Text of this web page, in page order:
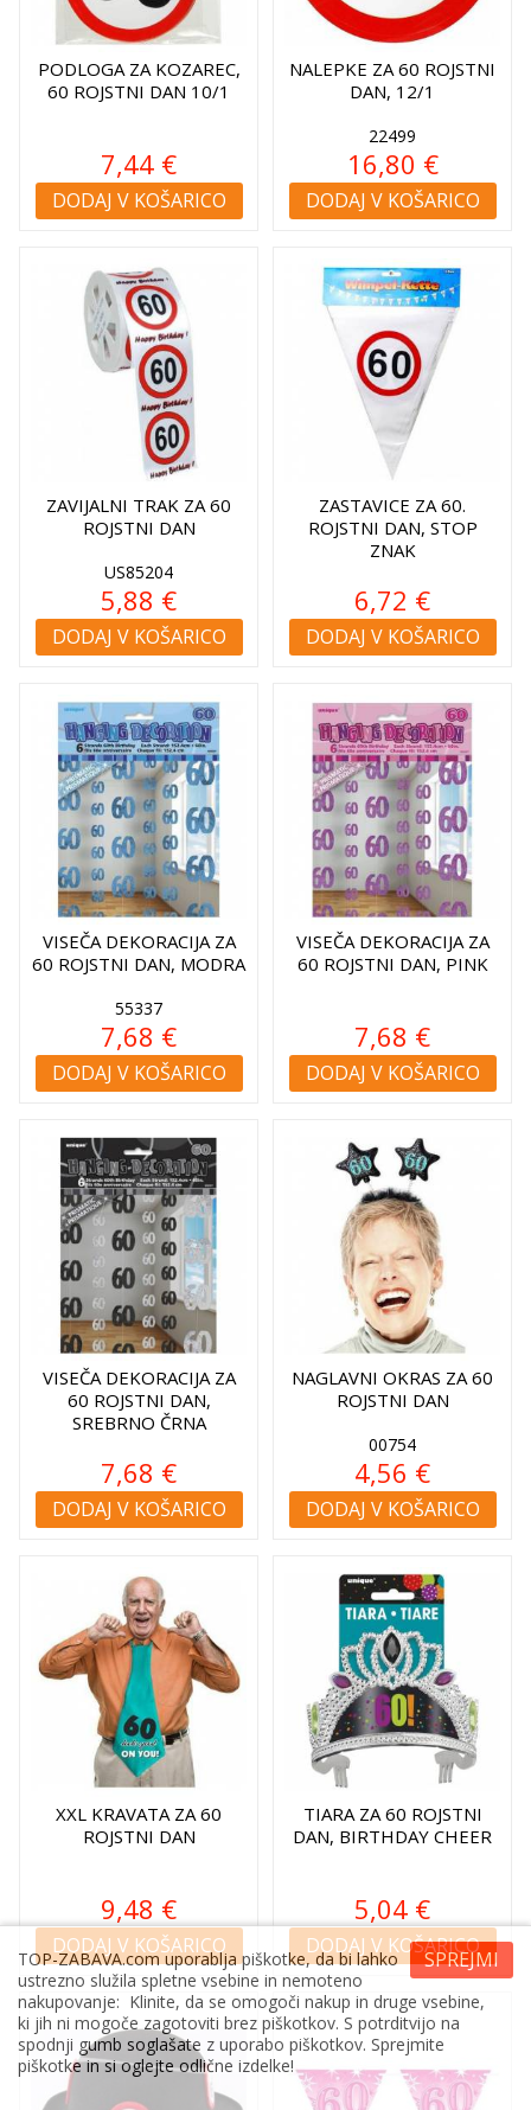
PODLOGA ZA KOZAREC,
60 ROJSTNI DAN 10/1
7,44 €
DODAJ V KOŠARICO
NALEPKE ZA 60 ROJSTNI
DAN, 12/1
22499
16,80 €
DODAJ V KOŠARICO
ZAVIJALNI TRAK ZA 60
ROJSTNI DAN
US85204
5,88 €
DODAJ V KOŠARICO
ZASTAVICE ZA 60.
ROJSTNI DAN, STOP
ZNAK
6,72 €
DODAJ V KOŠARICO
VISEČA DEKORACIJA ZA
60 ROJSTNI DAN, MODRA
55337
7,68 €
DODAJ V KOŠARICO
VISEČA DEKORACIJA ZA
60 ROJSTNI DAN, PINK
7,68 €
DODAJ V KOŠARICO
VISEČA DEKORACIJA ZA
60 ROJSTNI DAN,
SREBRNO ČRNA
7,68 €
DODAJ V KOŠARICO
NAGLAVNI OKRAS ZA 60
ROJSTNI DAN
00754
4,56 €
DODAJ V KOŠARICO
XXL KRAVATA ZA 60
ROJSTNI DAN
9,48 €
DODAJ V KOŠARICO
TIARA ZA 60 ROJSTNI
DAN, BIRTHDAY CHEER
5,04 €
DODAJ V KOŠARICO
SPREJMI
TOP-ZABAVA.com uporablja piškotke, da bi lahko
ustrezno služila spletne vsebine in nemoteno
nakupovanje: Klinite, da se omogoči nakup in druge vsebine,
ki jih ni mogoče zagotoviti brez piškotkov. S potrditvijo na
spodnji gumb soglašate z uporabo piškotkov. Sprejmite
piškotke in si oglejte odlične izdelke!